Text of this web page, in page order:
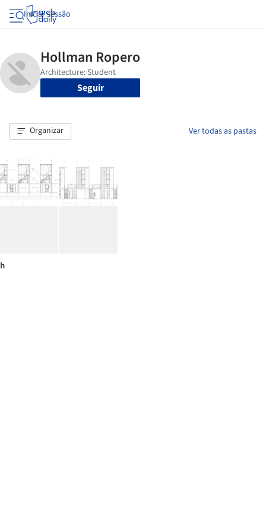
Iniciar sessão
Seguir
Organizar Ver todas as pastas
h